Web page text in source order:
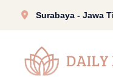
Surabaya - Jawa